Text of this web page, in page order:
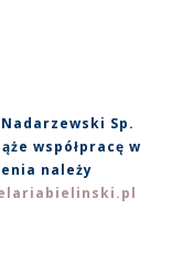
Sp.
współpracę w
należy